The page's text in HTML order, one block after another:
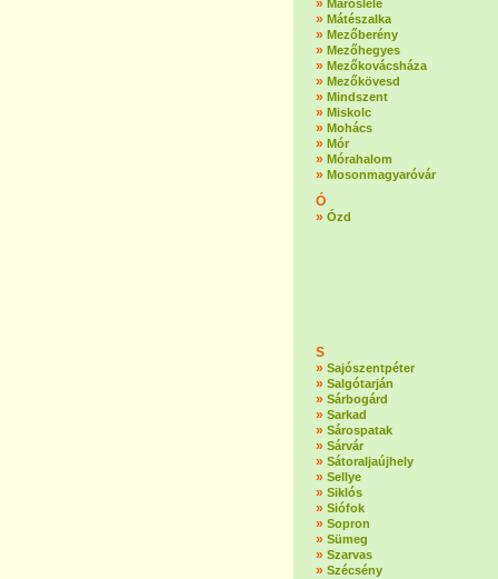
» Maroslele
» Mátészalka
» Mezőberény
» Mezőhegyes
» Mezőkovácsháza
» Mezőkövesd
» Mindszent
» Miskolc
» Mohács
» Mór
» Mórahalom
» Mosonmagyaróvár
Ó
» Ózd
S
» Sajószentpéter
» Salgótarján
» Sárbogárd
» Sarkad
» Sárospatak
» Sárvár
» Sátoraljaújhely
» Sellye
» Siklós
» Siófok
» Sopron
» Sümeg
» Szarvas
» Szécsény